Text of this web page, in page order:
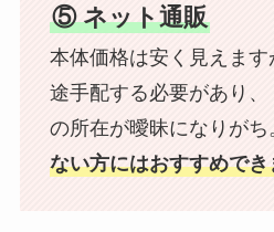
⑤ ネット通販
本体価格は安く見えます
途手配する必要があり
の所在が曖昧になりがち
ない方にはおすすめでき